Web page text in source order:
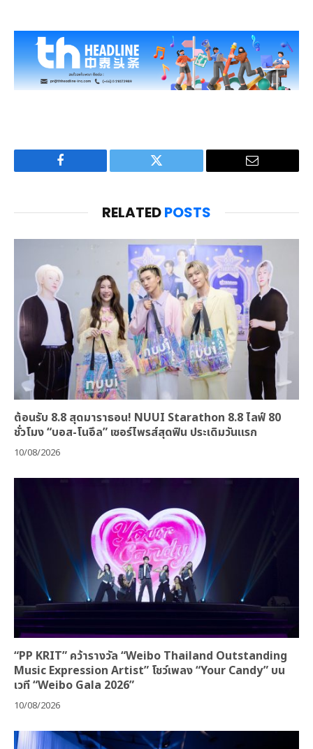
Facebook Twitter Email
RELATEDPOSTS
ต้อนรับ 8.8 สุดมาราธอน! NUUI Starathon 8.8 ไลฟ์ 80
ชั่วโมง “บอส-โนอึล” เซอร์ไพรส์สุดฟิน ประเดิมวันแรก
10/08/2026
“PP KRIT” คว้ารางวัล “Weibo Thailand Outstanding
Music Expression Artist” โชว์เพลง “Your Candy” บน
เวที “Weibo Gala 2026”
10/08/2026